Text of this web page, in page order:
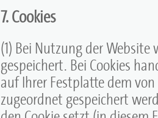
7. Cookies
(1) Bei Nutzung der Website
gespeichert. Bei Cookies
auf Ihrer Festplatte dem
zugeordnet gespeichert